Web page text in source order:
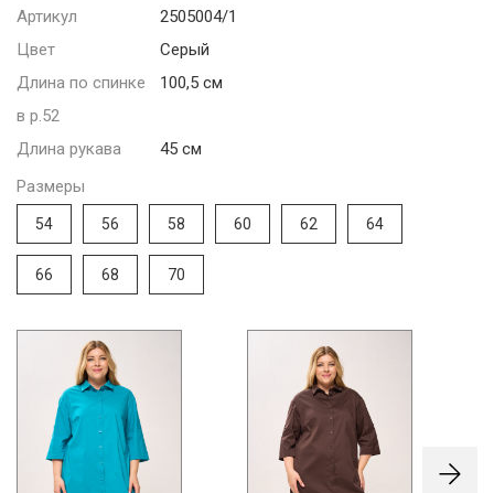
Артикул
2505004/1
Цвет
Серый
Длина по спинке
в р.52
100,5 см
Длина рукава
45 см
Размеры
54 56 58 60 62 64
66 68 70